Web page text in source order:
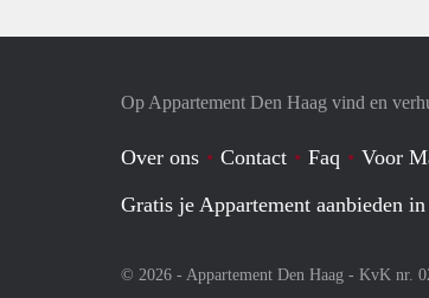
Op Appartement Den Haag vind en
Over ons Contact Faq Voor
Gratis je Appartement aanbieden
© 2026 - Appartement Den Haag - KvK nr.